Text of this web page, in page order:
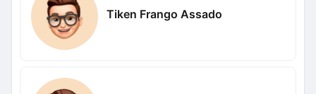
Tiken Frango Assado